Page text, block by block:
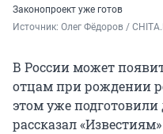
Законопроект уже готов
Источник: Олег Фёдоров /
В России может
отцам при рождении
этом уже подготовили
рассказал